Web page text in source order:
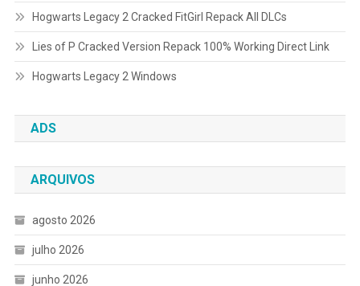
Hogwarts Legacy 2 Cracked FitGirl Repack All DLCs
Lies of P Cracked Version Repack 100% Working Direct Link
Hogwarts Legacy 2 Windows
ADS
ARQUIVOS
agosto 2026
julho 2026
junho 2026